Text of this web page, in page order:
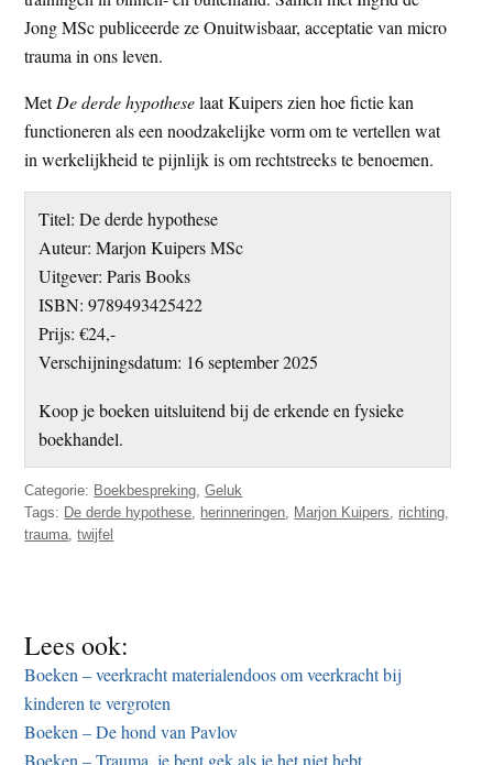
Jong MSc publiceerde ze Onuitwisbaar, acceptatie van micro
trauma in ons leven.
MetDe derde hypotheselaat Kuipers zien hoe fictie kan
functioneren als een noodzakelijke vorm om te vertellen wat
in werkelijkheid te pijnlijk is om rechtstreeks te benoemen.
Titel: De derde hypothese
Auteur: Marjon Kuipers MSc
Uitgever: Paris Books
ISBN: 9789493425422
Prijs: €24,-
Verschijningsdatum: 16 september 2025
Koop je boeken uitsluitend bij de erkende en fysieke
boekhandel.
Categorie: Boekbespreking ,Geluk
Tags: De derde hypothese herinneringen Marjon Kuipers richting
trauma ,twijfel
Lees ook:
Boeken – veerkracht materialendoos om veerkracht bij
kinderen te vergroten
Boeken – De hond van Pavlov
Boeken – Trauma, je bent gek als je het niet hebt